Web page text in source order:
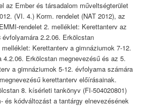
az Ember és társadalom műveltségterület
(VI. 4.) Korm. rendelet (NAT 2012), az
rendelet 2. melléklet: Kerettanterv az
2.2.06. Erkölcstan
Kerettanterv a gimnáziumok 7-12.
4.2.06. Erkölcstan megnevezésű és az 5.
a gimnáziumok 5-12. évfolyama számára
kerettanterv előírásainak.
8. kísérleti tankönyv (FI-504020801)
és kódváltozást a tantárgy elnevezésének